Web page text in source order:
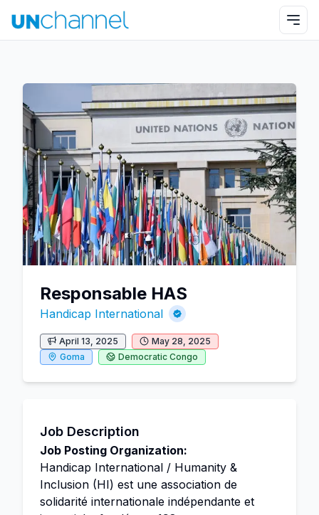
Responsable HAS
Handicap International
April 13, 2025
May 28, 2025
Goma
Democratic Congo
Job Description
Job Posting Organization:
Handicap International / Humanity &
Inclusion (HI) est une association de
solidarité internationale indépendante et